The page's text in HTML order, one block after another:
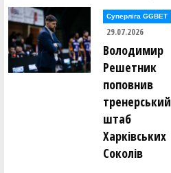
Суперліга GGBET
29.07.2026
Володимир
Решетник
поповнив
тренерський
штаб
Харківських
Соколів